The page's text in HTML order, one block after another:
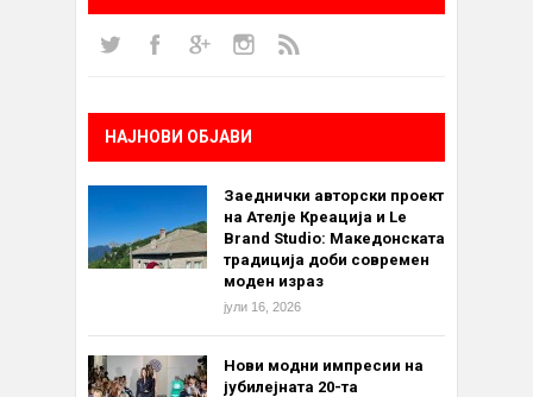
НАЈНОВИ ОБЈАВИ
Заеднички авторски проект
на Ателје Креација и Le
Brand Studio: Македонската
традиција доби современ
моден израз
јули 16, 2026
Нови модни импресии на
јубилејната 20-та